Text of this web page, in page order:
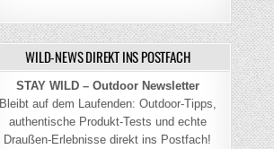
WILD-NEWS DIREKT INS POSTFACH
STAY WILD – Outdoor Newsletter
Bleibt auf dem Laufenden: Outdoor-Tipps,
authentische Produkt-Tests und echte
Draußen-Erlebnisse direkt ins Postfach!